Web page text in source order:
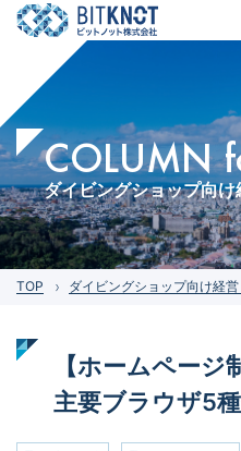
COLUMN
ダイビングショップ向
TOP ダイビングショップ向け経
【ホームペー
主要ブラウザ5